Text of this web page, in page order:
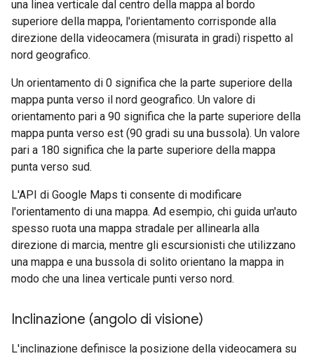
una linea verticale dal centro della mappa al bordo
superiore della mappa, l'orientamento corrisponde alla
direzione della videocamera (misurata in gradi) rispetto al
nord geografico.
Un orientamento di 0 significa che la parte superiore della
mappa punta verso il nord geografico. Un valore di
orientamento pari a 90 significa che la parte superiore della
mappa punta verso est (90 gradi su una bussola). Un valore
pari a 180 significa che la parte superiore della mappa
punta verso sud.
L'API di Google Maps ti consente di modificare
l'orientamento di una mappa. Ad esempio, chi guida un'auto
spesso ruota una mappa stradale per allinearla alla
direzione di marcia, mentre gli escursionisti che utilizzano
una mappa e una bussola di solito orientano la mappa in
modo che una linea verticale punti verso nord.
Inclinazione (angolo di visione)
L'inclinazione definisce la posizione della videocamera su